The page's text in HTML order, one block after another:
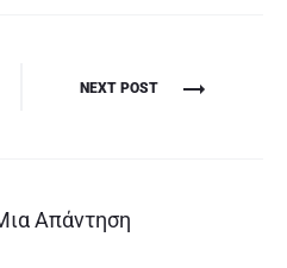
NEXT POST
Απάντηση